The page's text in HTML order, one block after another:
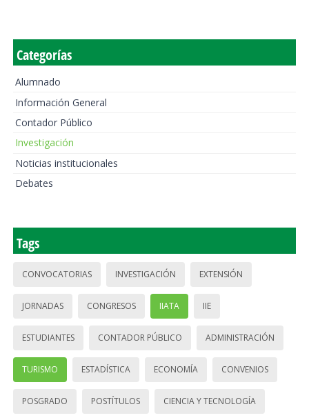
Categorías
Alumnado
Información General
Contador Público
Investigación
Noticias institucionales
Debates
Tags
CONVOCATORIAS INVESTIGACIÓN EXTENSIÓN
JORNADAS CONGRESOS IIATA IIE
ESTUDIANTES CONTADOR PÚBLICO ADMINISTRACIÓN
TURISMO ESTADÍSTICA ECONOMÍA CONVENIOS
POSGRADO POSTÍTULOS CIENCIA Y TECNOLOGÍA